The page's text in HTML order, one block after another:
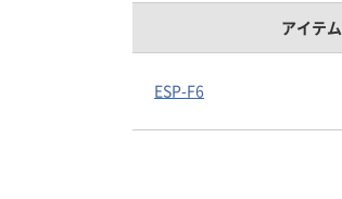
アイテム
ESP-F6